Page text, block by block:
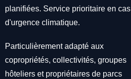
planifiées. Service prioritaire en cas
d'urgence climatique.
Particulièrement adapté aux
copropriétés, collectivités, groupes
hôteliers et propriétaires de parcs